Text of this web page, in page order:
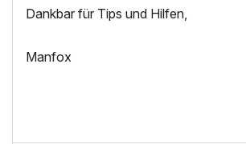
Dankbar für Tips und Hilfen,
Manfox